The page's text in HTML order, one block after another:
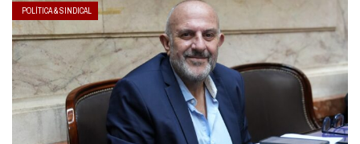
POLÍTICA & SINDICAL